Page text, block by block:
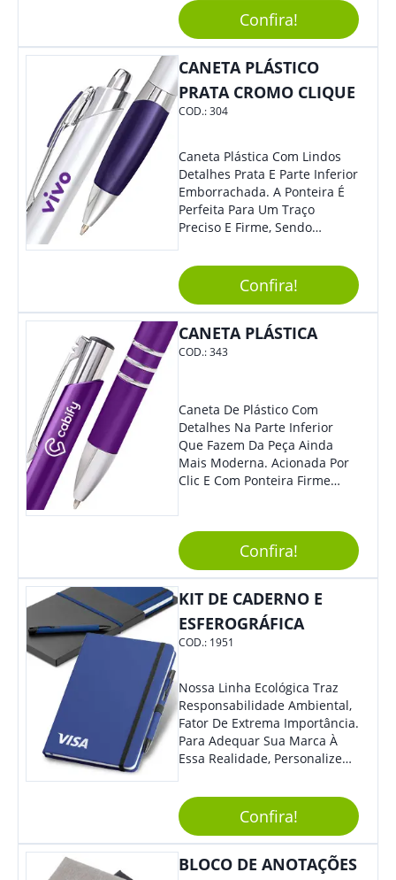
E Tem Ponteira Firme, Ideal
Para Traços Precisos.
Confira!
CANETA PLÁSTICO
PRATA CROMO CLIQUE
COD.:304
Caneta Plástica Com Lindos
Detalhes Prata E Parte Inferior
Emborrachada. A Ponteira É
Perfeita Para Um Traço
Preciso E Firme, Sendo
Tradicional Porém Com
Design Minimalista Que Faz
Toda Diferença.
Confira!
CANETA PLÁSTICA
COD.:343
Caneta De Plástico Com
Detalhes Na Parte Inferior
Que Fazem Da Peça Ainda
Mais Moderna. Acionada Por
Clic E Com Ponteira Firme
Confira!
KIT DE CADERNO E
ESFEROGRÁFICA
COD.: 1951
Nossa Linha Ecológica Traz
Responsabilidade Ambiental,
Fator De Extrema Importância.
Para Adequar Sua Marca À
Essa Realidade, Personalize
Anotações Com Post-It E
Caneta. Elaborado A Partir De
Material Reciclado, O Brinde
Também É Prático, Tornando-
Se Assim Excelente Para Uso
Confira!
BLOCO DE ANOTAÇÕES